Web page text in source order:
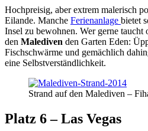
Hochpreisig, aber extrem malerisch
Eilande. Manche Ferienanlage bietet
Insel zu bewohnen. Wer gerne taucht
den Malediven den Garten Eden:
Fischschwärme und gemächlich
eine Selbstverständlichkeit.
Strand auf den Malediven –
Platz 6 – Las Vegas